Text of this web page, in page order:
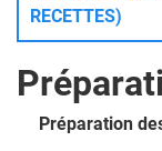
RECETTES)
Préparation